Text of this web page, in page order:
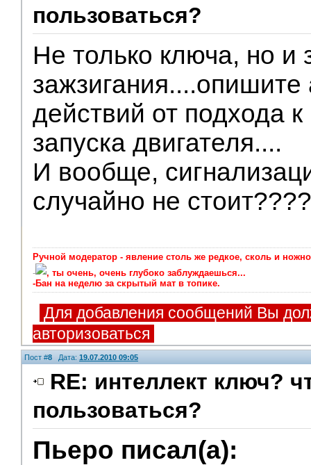
пользоваться?
Не только ключа, но и
действий от подхода
запуска двигателя....
И вообще,
случайно не стоит????
Ручной модератор - явление столь же редкое, сколь и
-
, ты очень, очень глубоко заблуждаешься...
-Бан на неделю за скрытый мат в топике.
Для добавления сообщений Вы
авторизоваться
Пост #8 Дата: 19.07.2010 09:05
RE: интеллект ключ?
пользоваться?
Пьеро писал(а):